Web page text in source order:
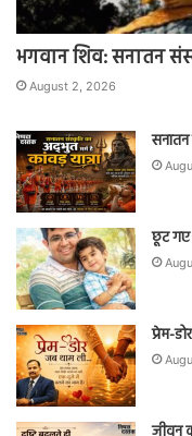
भगवान शिव: सनातन
August 2, 2026
सनातन
छूट
प्रेम-